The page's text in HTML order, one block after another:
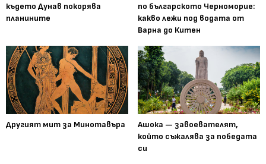
където Дунав покорява
планините
по българското Черноморие:
какво лежи под водата от
Варна до Китен
Другият мит за Минотавъра
Ашока — завоевателят,
който съжалява за победата
си